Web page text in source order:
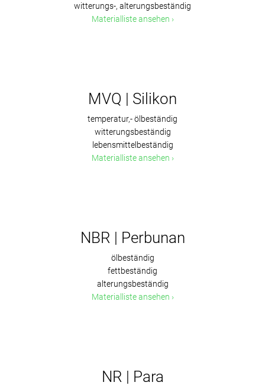
witterungs-, alterungsbeständig
Materialliste ansehen
MVQ | Silikon
temperatur,- ölbeständig
witterungsbeständig
lebensmittelbeständig
Materialliste ansehen
NBR | Perbunan
ölbeständig
fettbeständig
alterungsbeständig
Materialliste ansehen
NR | Para